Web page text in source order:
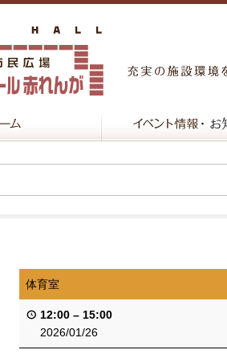
体育室
12:00 – 15:00
2026/01/26